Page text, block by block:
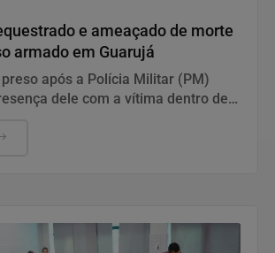
e ameaçado de morte
armado em Guarujá
após a Polícia Militar (PM)
dele com a vítima dentro de